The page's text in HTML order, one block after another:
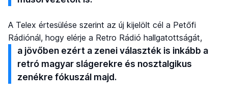
A Telex értesülése szerint az új kijelölt cél a Petőfi
Rádiónál, hogy elérje a Retro Rádió hallgatottságát,
a jövőben ezért a zenei választék is inkább a
retró magyar slágerekre és nosztalgikus
zenékre fókuszál majd.